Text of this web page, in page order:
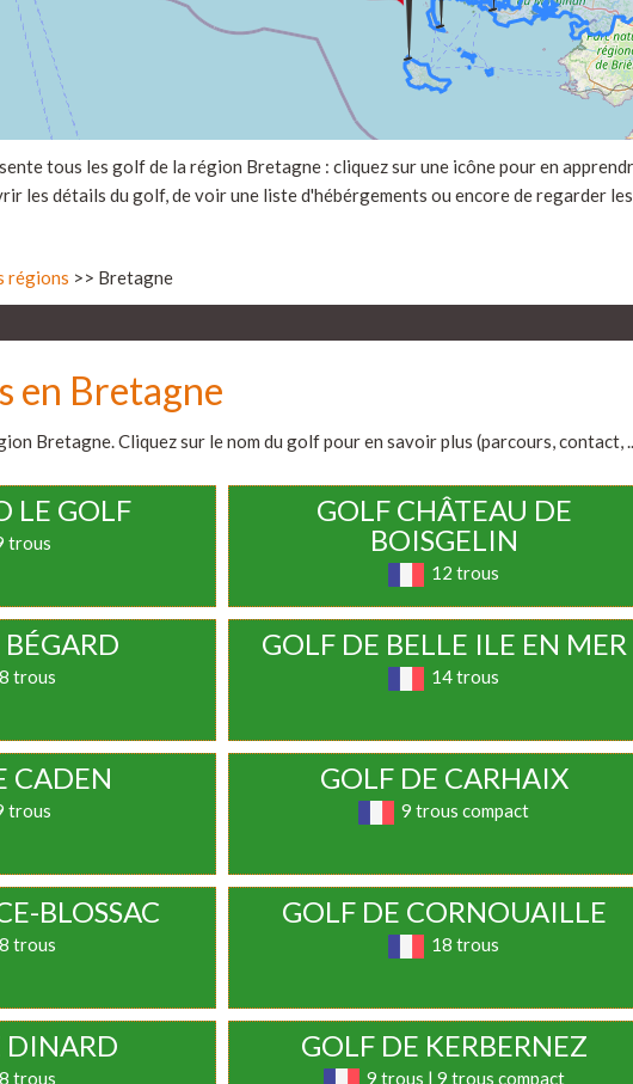
tous les golf de la région Bretagne : cliquez sur une icône pour en
les détails du golf, de voir une liste d'hébérgements ou encore de regarder
régions >> Bretagne
en Bretagne
Bretagne. Cliquez sur le nom du golf pour en savoir plus (parcours, contact,
LE GOLF
trous
GOLF CHÂTEAU DE
BOISGELIN
12 trous
trous
GOLF DE BELLE ILE EN MER
14 trous
CADEN
trous
GOLF DE CARHAIX
9 trous compact
BLOSSAC
trous
GOLF DE CORNOUAILLE
18 trous
DINARD
trous
GOLF DE KERBERNEZ
9 trous | 9 trous compact